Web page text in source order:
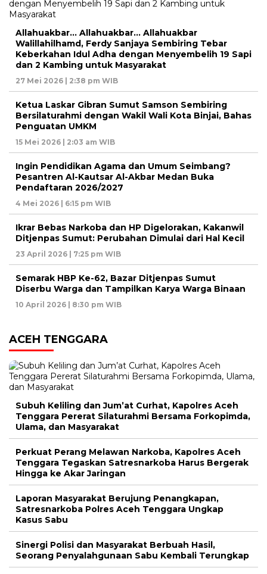
Allahuakbar… Allahuakbar… Allahuakbar
Walillahilhamd, Ferdy Sanjaya Sembiring Tebar
Keberkahan Idul Adha dengan Menyembelih 19 Sapi
dan 2 Kambing untuk Masyarakat
27 Mei 2026 | 2:38 pm WIB
Ketua Laskar Gibran Sumut Samson Sembiring
Bersilaturahmi dengan Wakil Wali Kota Binjai, Bahas
Penguatan UMKM
15 Mei 2026 | 2:03 am WIB
Ingin Pendidikan Agama dan Umum Seimbang?
Pesantren Al-Kautsar Al-Akbar Medan Buka
Pendaftaran 2026/2027
4 Mei 2026 | 6:15 pm WIB
Ikrar Bebas Narkoba dan HP Digelorakan, Kakanwil
Ditjenpas Sumut: Perubahan Dimulai dari Hal Kecil
23 April 2026 | 7:25 pm WIB
Semarak HBP Ke-62, Bazar Ditjenpas Sumut
Diserbu Warga dan Tampilkan Karya Warga Binaan
10 April 2026 | 8:30 pm WIB
ACEH TENGGARA
Subuh Keliling dan Jum’at Curhat, Kapolres Aceh
Tenggara Pererat Silaturahmi Bersama Forkopimda,
Ulama, dan Masyarakat
Perkuat Perang Melawan Narkoba, Kapolres Aceh
Tenggara Tegaskan Satresnarkoba Harus Bergerak
Hingga ke Akar Jaringan
Laporan Masyarakat Berujung Penangkapan,
Satresnarkoba Polres Aceh Tenggara Ungkap
Kasus Sabu
Sinergi Polisi dan Masyarakat Berbuah Hasil,
Seorang Penyalahgunaan Sabu Kembali Terungkap